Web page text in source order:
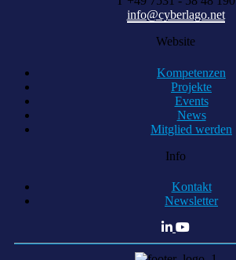
info@cyberlago.net
Website
Kompetenzen
Projekte
Events
News
Mitglied werden
Info
Kontakt
Newsletter